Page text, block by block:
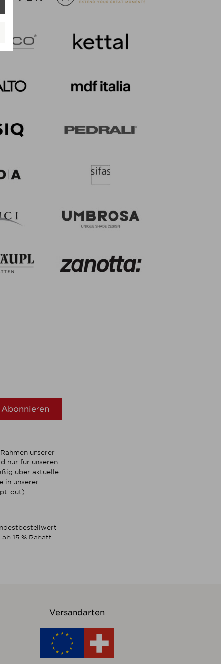
Abonnieren
unserer
nur für unseren
über aktuelle
in unserer
out).
15 % Rabatt.
Versandarten